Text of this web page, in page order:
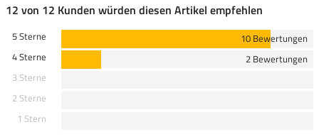
12 von 12 Kunden würden diesen Artikel empfehlen
5 Sterne
10 Bewertungen
4 Sterne
2 Bewertungen
3 Sterne
2 Sterne
1 Stern